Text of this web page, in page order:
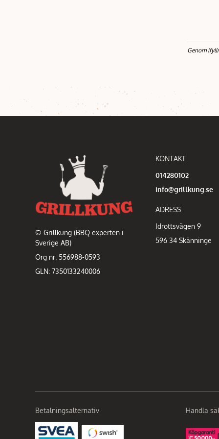
Genom
© Grillkung (BBQ experten i
Sverige AB)
Org nr: 556988-0593
GLN: 7350133240006
KONTAKT
014280102
info@grillkung.se
ADRESS
Idrottsvägen 9
596 34 Skänninge
Betalningsalternativ Handla